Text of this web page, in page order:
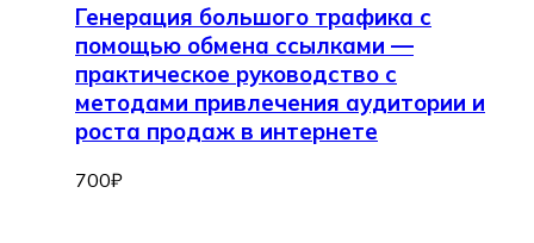
Генерация большого трафика с
помощью обмена ссылками —
практическое руководство с
методами привлечения аудитории и
роста продаж в интернете
700₽